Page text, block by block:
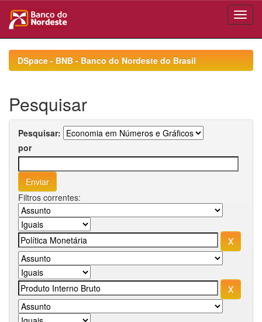
navigationDSpace - BNB - Banco do Nordeste do Brasil
Pesquisar
Pesquisar:
por
Filtros correntes: